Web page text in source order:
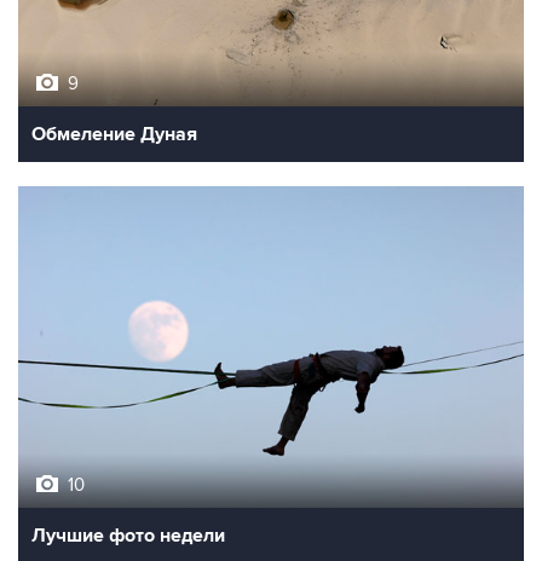
9
Обмеление Дуная
10
Лучшие фото недели